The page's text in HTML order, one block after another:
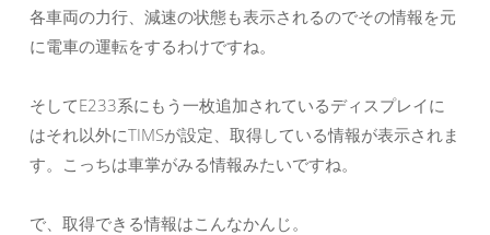
各車両の力行、減速の状態も表示されるのでその情報を元
に電車の運転をするわけですね。
そしてE233系にもう一枚追加されているディスプレイに
はそれ以外にTIMSが設定、取得している情報が表示されま
す。こっちは車掌がみる情報みたいですね。
で、取得できる情報はこんなかんじ。